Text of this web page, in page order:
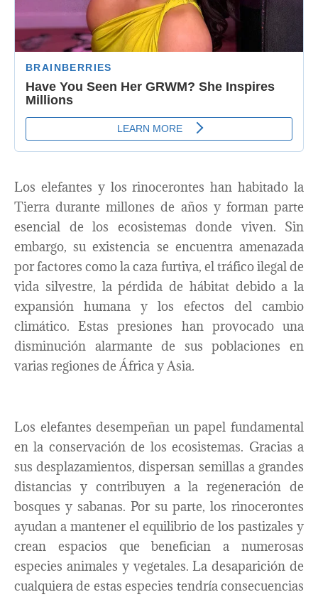
Los elefantes y los rinocerontes han habitado la
Tierra durante millones de años y forman parte
esencial de los ecosistemas donde viven. Sin
embargo, su existencia se encuentra amenazada
por factores como la caza furtiva, el tráfico ilegal de
vida silvestre, la pérdida de hábitat debido a la
expansión humana y los efectos del cambio
climático. Estas presiones han provocado una
disminución alarmante de sus poblaciones en
varias regiones de África y Asia.
Los elefantes desempeñan un papel fundamental
en la conservación de los ecosistemas. Gracias a
sus desplazamientos, dispersan semillas a grandes
distancias y contribuyen a la regeneración de
bosques y sabanas. Por su parte, los rinocerontes
ayudan a mantener el equilibrio de los pastizales y
crean espacios que benefician a numerosas
especies animales y vegetales. La desaparición de
cualquiera de estas especies tendría consecuencias